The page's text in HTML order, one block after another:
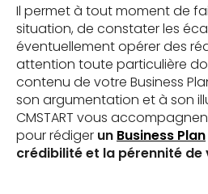
Il permet à tout moment de
situation, de constater les
éventuellement opérer des
attention toute particulière
contenu de votre Business
son argumentation et à son
CMSTART vous
pour rédiger un Business Plan
crédibilité et la pérennité